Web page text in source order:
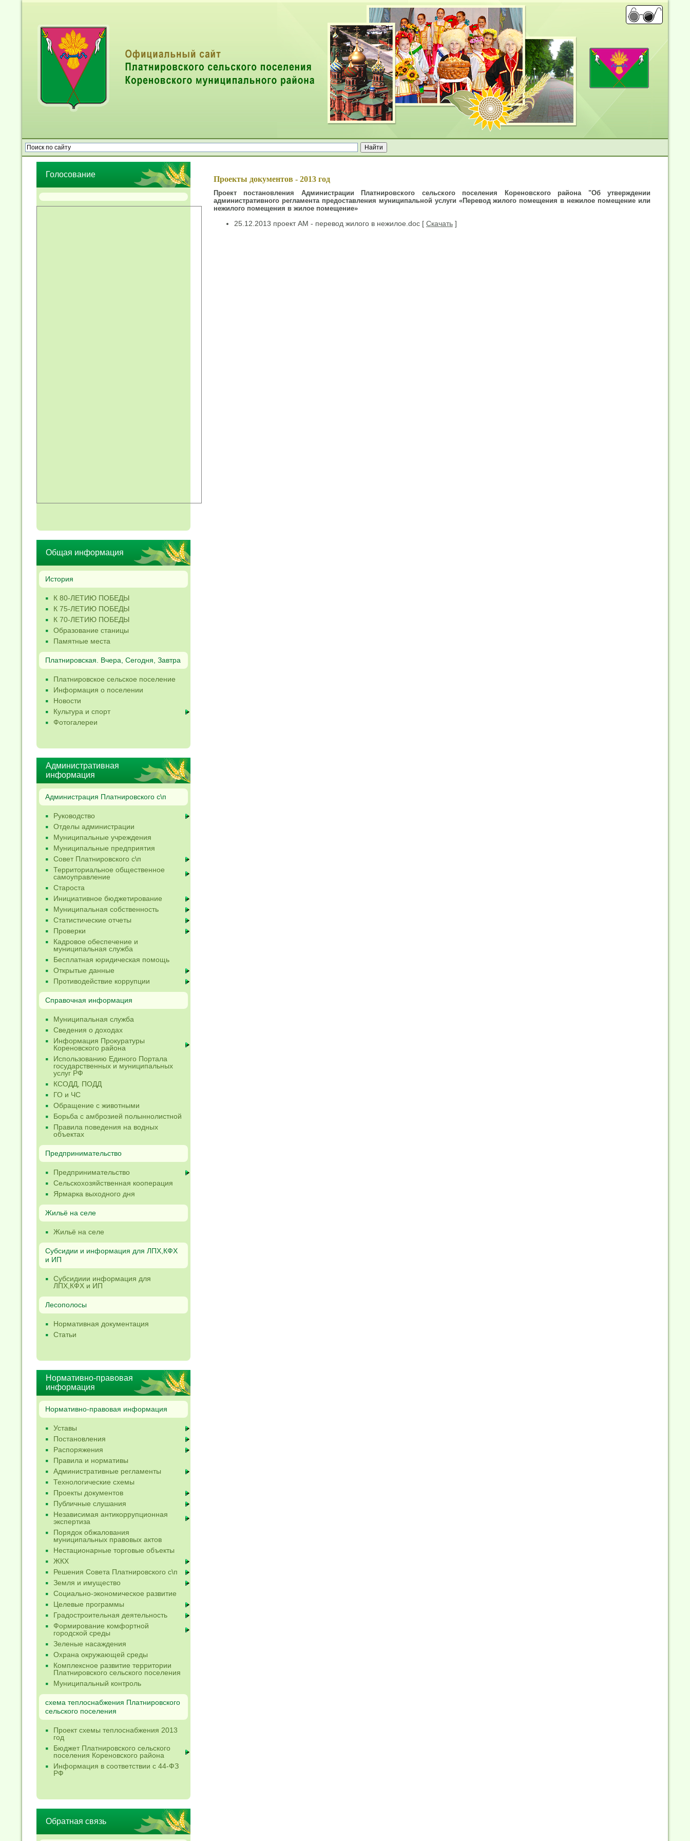
Голосование
Общая информация
История
К 80-ЛЕТИЮ ПОБЕДЫ
К 75-ЛЕТИЮ ПОБЕДЫ
К 70-ЛЕТИЮ ПОБЕДЫ
Образование станицы
Памятные места
Платнировская. Вчера, Сегодня, Завтра
Платнировское сельское поселение
Информация о поселении
Новости
Культура и спорт
Фотогалереи
Административная
информация
Администрация Платнировского с\п
Руководство
Отделы администрации
Муниципальные учреждения
Муниципальные предприятия
Совет Платнировского с\п
Территориальное общественное
самоуправление
Староста
Инициативное бюджетирование
Муниципальная собственность
Статистические отчеты
Проверки
Кадровое обеспечение и
муниципальная служба
Бесплатная юридическая помощь
Открытые данные
Противодействие коррупции
Справочная информация
Муниципальная служба
Сведения о доходах
Информация Прокуратуры
Кореновского района
Использованию Единого Портала
государственных и муниципальных
услуг РФ
КСОДД, ПОДД
ГО и ЧС
Обращение с животными
Борьба с амброзией полыннолистной
Правила поведения на водных
объектах
Предпринимательство
Предпринимательство
Сельскохозяйственная кооперация
Ярмарка выходного дня
Жильё на селе
Жильё на селе
Субсидии и информация для ЛПХ,КФХ
и ИП
Субсидиии информация для
ЛПХ,КФХ и ИП
Лесополосы
Нормативная документация
Статьи
Нормативно-правовая
информация
Нормативно-правовая информация
Уставы
Постановления
Распоряжения
Правила и нормативы
Административные регламенты
Технологические схемы
Проекты документов
Публичные слушания
Независимая антикоррупционная
экспертиза
Порядок обжалования
муниципальных правовых актов
Нестационарные торговые объекты
ЖКХ
Решения Совета Платнировского с\п
Земля и имущество
Социально-экономическое развитие
Целевые программы
Градостроительная деятельность
Формирование комфортной
городской среды
Зеленые насаждения
Охрана окружающей среды
Комплексное развитие территории
Платнировского сельского поселения
Муниципальный контроль
схема теплоснабжения Платнировского
сельского поселения
Проект схемы теплоснабжения 2013
год
Бюджет Платнировского сельского
поселения Кореновского района
Информация в соответствии с 44-ФЗ
РФ
Обратная связь
Проекты документов - 2013 год
Проект постановления Администрации Платнировского сельского поселения Кореновского района "Об утверждении
административного регламента предоставления муниципальной услуги «Перевод жилого помещения в нежилое помещение или
нежилого помещения в жилое помещение»
25.12.2013 проект АМ - перевод жилого в нежилое.doc [ Скачать ]